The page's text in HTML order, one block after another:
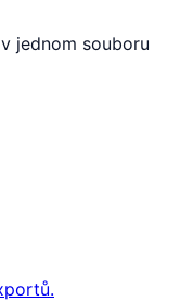
jednom souboru